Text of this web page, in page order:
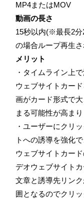
MP4またはMOV
動画の長さ
15秒以内(※最長2分
の場合ループ再生
メリット
・タイムライン上
ウェブサイトカー
画がカード形式で
まる可能性が高まり
・ユーザーにクリ
トへの誘導を強化
ウェブサイトカー
デオウェブサイト
文章と誘導先リン
囲となるのでクリ